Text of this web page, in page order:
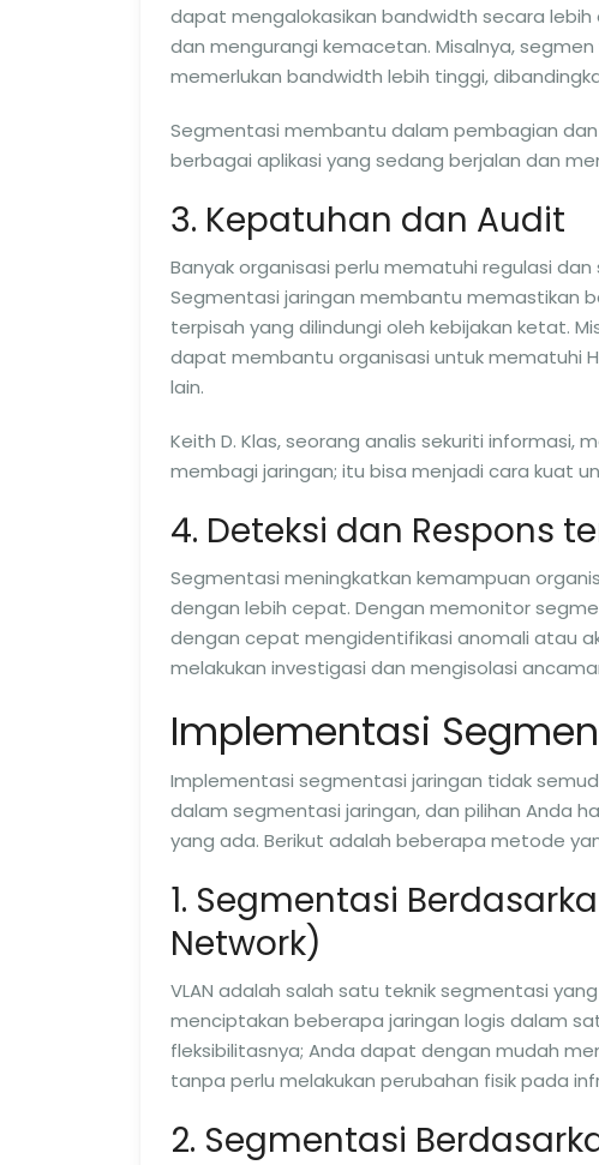
dapat mengalokasikan bandwidth secara
dan mengurangi kemacetan. Misalnya,
memerlukan bandwidth lebih tinggi,
Segmentasi membantu dalam pembagian
berbagai aplikasi yang sedang berjalan dan
3. Kepatuhan dan Audit
Banyak organisasi perlu mematuhi regulasi
Segmentasi jaringan membantu memastikan
terpisah yang dilindungi oleh kebijakan ketat.
dapat membantu organisasi untuk mematuhi
lain.
Keith D. Klas, seorang analis sekuriti informasi,
membagi jaringan; itu bisa menjadi cara kuat
4. Deteksi dan Respons
Segmentasi meningkatkan kemampuan
dengan lebih cepat. Dengan memonitor
dengan cepat mengidentifikasi anomali atau
melakukan investigasi dan mengisolasi
Implementasi
Implementasi segmentasi jaringan tidak
dalam segmentasi jaringan, dan pilihan Anda
yang ada. Berikut adalah beberapa metode
1. Segmentasi
Network)
VLAN adalah salah satu teknik segmentasi
menciptakan beberapa jaringan logis dalam
fleksibilitasnya; Anda dapat dengan mudah
tanpa perlu melakukan perubahan fisik pada
2. Segmentasi